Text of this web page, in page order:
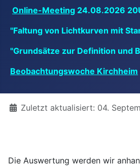
Online-Meeting 24.08.2026
"Faltung von Lichtkurven mit
"Grundsätze zur Definition und
Beobachtungswoche Kirchheim
DetailsZuletzt aktualisiert: 04.
Die Auswertung werden wir